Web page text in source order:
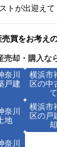
トが出迎えて
買をお考え
売却・購入な
奈川
戸建
横浜市
区の中
て
奈川
地
横浜市
区の戸
却
奈川